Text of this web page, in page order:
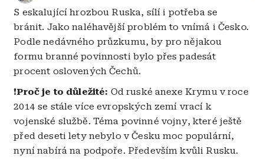
S eskalující hrozbou Ruska, sílí i potřeba se
bránit. Jako naléhavější problém to vnímá i Česko.
Podle nedávného průzkumu, by pro nějakou
formu branné povinnosti bylo přes padesát
procent oslovených Čechů.
❗Proč je to důležité: Od ruské anexe Krymu v roce
2014 se stále více evropských zemí vrací k
vojenské službě. Téma povinné vojny, které ještě
před deseti lety nebylo v Česku moc populární,
nyní nabírá na podpoře. Především kvůli Rusku.